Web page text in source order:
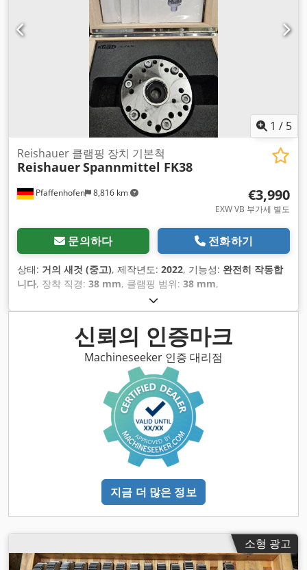
1 / 5
Pfaffenhofen 8,816 km
Reishauer 클램핑 장치 기본척
ReishauerSpannmittel FK38
€3,990
EXW VB 부가세 별도
문의하다 전화하기
상태: 거의 새것 (중고), 제작년도: 2022, 기능성: 완전히 작동합
니다, 장착 직경: 38 mm, 클램핑 범위: 38 mm,
신뢰의 인증마크
Machineseeker 인증 대리점
지금 더 많은 정보
소형 광고